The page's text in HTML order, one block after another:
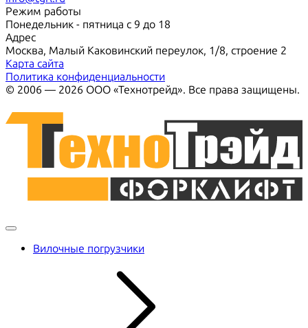
Режим работы
Понедельник - пятница с 9 до 18
Адрес
Москва, Малый Каковинский переулок, 1/8, строение 2
Карта сайта
Политика конфиденциальности
© 2006 — 2026 ООО «Технотрейд». Все права защищены.
Вилочные погрузчики